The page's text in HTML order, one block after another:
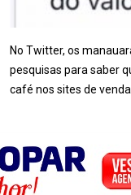
No Twitter, os
pesquisas para saber
café nos sites de